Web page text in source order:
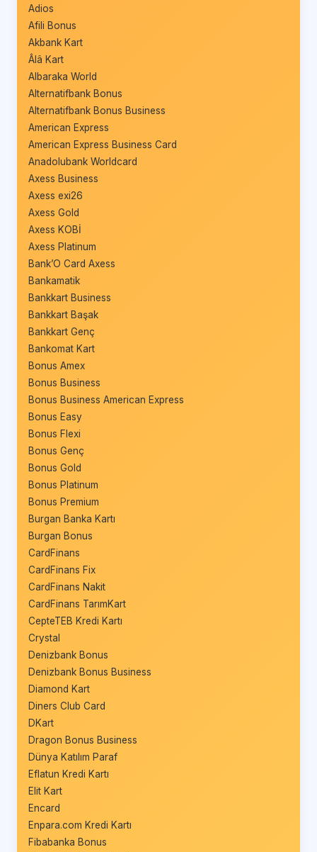
Adios
Afili Bonus
Akbank Kart
Âlâ Kart
Albaraka World
Alternatifbank Bonus
Alternatifbank Bonus Business
American Express
American Express Business Card
Anadolubank Worldcard
Axess Business
Axess exi26
Axess Gold
Axess KOBİ
Axess Platinum
Bank’O Card Axess
Bankamatik
Bankkart Business
Bankkart Başak
Bankkart Genç
Bankomat Kart
Bonus Amex
Bonus Business
Bonus Business American Express
Bonus Easy
Bonus Flexi
Bonus Genç
Bonus Gold
Bonus Platinum
Bonus Premium
Burgan Banka Kartı
Burgan Bonus
CardFinans
CardFinans Fix
CardFinans Nakit
CardFinans TarımKart
CepteTEB Kredi Kartı
Crystal
Denizbank Bonus
Denizbank Bonus Business
Diamond Kart
Diners Club Card
DKart
Dragon Bonus Business
Dünya Katılım Paraf
Eflatun Kredi Kartı
Elit Kart
Encard
Enpara.com Kredi Kartı
Fibabanka Bonus